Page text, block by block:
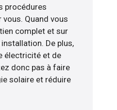
procédures
Quand vous
complet et sur
De plus,
électricité et de
donc pas à faire
solaire et réduire